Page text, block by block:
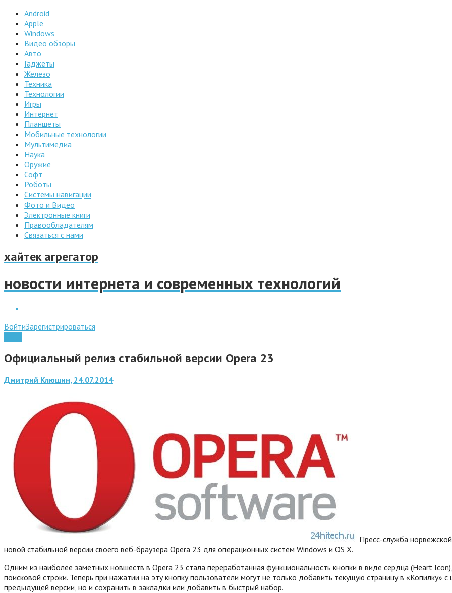
Android
Apple
Windows
Видео обзоры
Авто
Гаджеты
Железо
Техника
Технологии
Игры
Интернет
Планшеты
Мобильные технологии
Мультимедиа
Наука
Оружие
Софт
Роботы
Системы навигации
Фото и Видео
Электронные книги
Правообладателям
Связаться с нами
хайтек агрегатор
новости интернета и современных технологий
ВойтиЗарегистрироваться
Официальный релиз стабильной версии Opera 23
Дмитрий Клюшин, 24.07.2014
Пресс-служба
новой стабильной версии своего веб-браузера Opera 23 для операционных систем Windows и OS X.
Одним из наиболее заметных новшеств в Opera 23 стала переработанная функциональность кнопки в виде сердца (Heart
поисковой строки. Теперь при нажатии на эту кнопку пользователи могут не только добавить текущую страницу в
предыдущей версии, но и сохранить в закладки или добавить в быстрый набор.